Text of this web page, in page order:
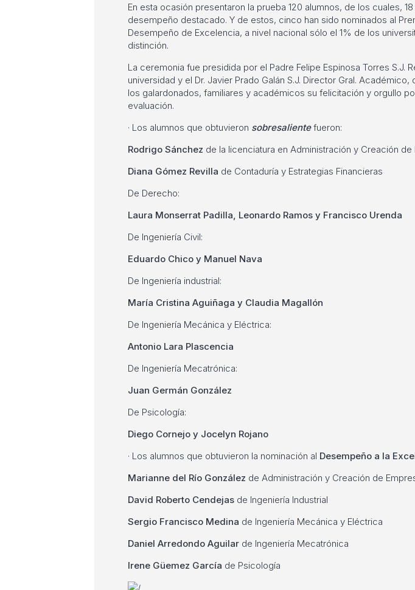
En esta ocasión presentaron la prueba 120 alumnos, de los cuales,
desempeño destacado. Y de estos, cinco han sido nominados al
Desempeño de Excelencia, a nivel nacional sólo el 1% de los
distinción.
La ceremonia fue presidida por el Padre Felipe Espinosa Torres S.J.
universidad y el Dr. Javier Prado Galán S.J. Director Gral.
los galardonados, familiares y académicos su felicitación y orgullo
evaluación.
· Los alumnos que obtuvieron sobresalientefueron:
Rodrigo Sánchez de la licenciatura en Administración y Creación de
Diana Gómez Revilla de Contaduría y Estrategias Financieras
De Derecho:
Laura Monserrat Padilla, Leonardo Ramos y Francisco Urenda
De Ingeniería Civil:
Eduardo Chico y Manuel Nava
De Ingeniería industrial:
María Cristina Aguiñaga y Claudia Magallón
De Ingeniería Mecánica y Eléctrica:
Antonio Lara Plascencia
De Ingeniería Mecatrónica:
Juan Germán González
De Psicología:
Diego Cornejo y Jocelyn Rojano
· Los alumnos que obtuvieron la nominación al Desempeño a la
Marianne del Río González de Administración y Creación de
David Roberto Cendejasde Ingeniería Industrial
Sergio Francisco Medina de Ingeniería Mecánica y Eléctrica
Daniel Arredondo Aguilarde Ingeniería Mecatrónica
Irene Güemez García de Psicología